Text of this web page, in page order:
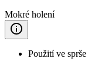
Mokré holení
Použití ve sprše